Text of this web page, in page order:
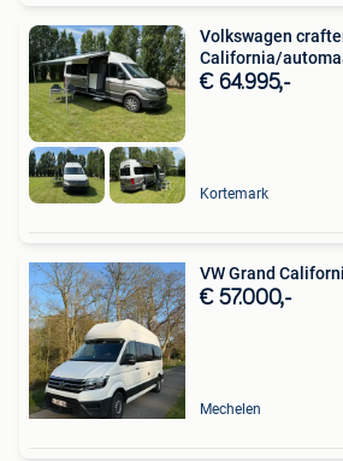
Volkswagen
California/
€ 64.995,-
Kortemark
VW Grand
€ 57.000,-
Mechelen